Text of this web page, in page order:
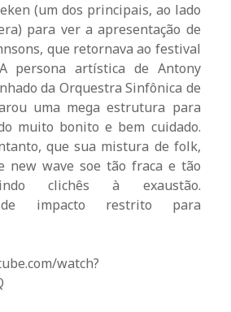
(um dos principais, ao lado
para ver a apresentação de
que retornava ao festival
persona artística de Antony
da Orquestra Sinfônica de
uma mega estrutura para
muito bonito e bem cuidado.
que sua mistura de folk,
new wave soe tão fraca e tão
clichês à exaustão.
de impacto restrito para
watch?